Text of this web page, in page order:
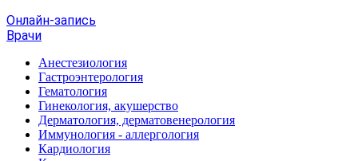
Онлайн-запись
Врачи
Анестезиология
Гастроэнтерология
Гематология
Гинекология, акушерство
Дерматология, дерматовенерология
Иммунология - аллергология
Кардиология